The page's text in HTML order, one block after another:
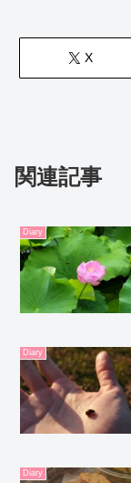
X
関連記事
Diary
Diary
Diary